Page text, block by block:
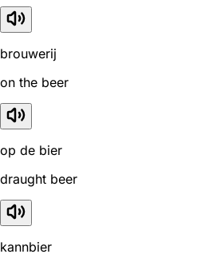
brouwerij
on the beer
op de bier
draught beer
kannbier